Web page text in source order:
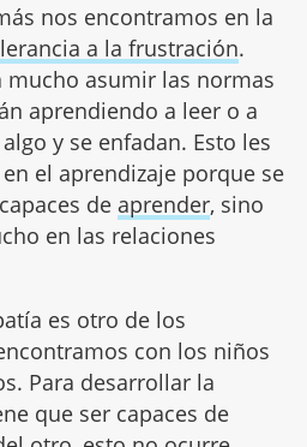
nos encontramos en la
a la frustración.
mucho asumir las normas
aprendiendo a leer o a
y se enfadan. Esto les
el aprendizaje porque se
de aprender, sino
en las relaciones
es otro de los
con los niños
Para desarrollar la
que ser capaces de